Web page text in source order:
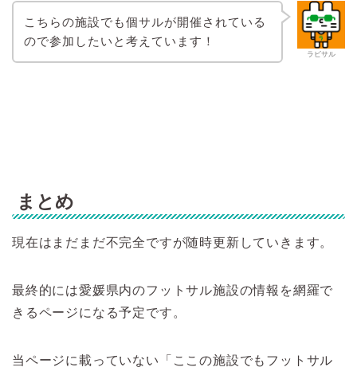
ラビサル
こちらの施設でも個サルが開催されている
ので参加したいと考えています！
まとめ
現在はまだまだ不完全ですが随時更新していきます。
最終的には愛媛県内のフットサル施設の情報を網羅で
きるページになる予定です。
当ページに載っていない「ここの施設でもフットサル